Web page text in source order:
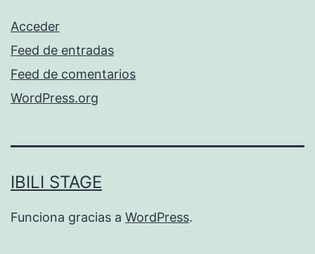
Acceder
Feed de entradas
Feed de comentarios
WordPress.org
IBILI STAGE
Funciona gracias a WordPress.